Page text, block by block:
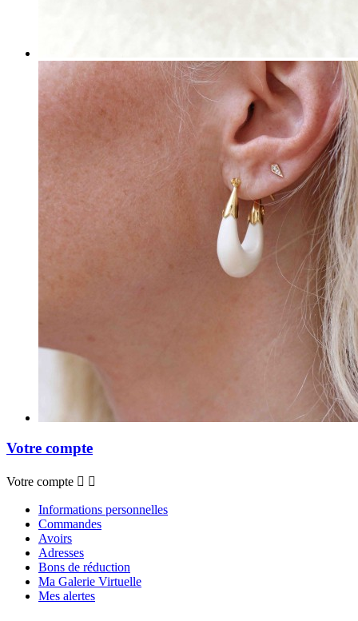
Votre compte
Votre compte  
Informations personnelles
Commandes
Avoirs
Adresses
Bons de réduction
Ma Galerie Virtuelle
Mes alertes